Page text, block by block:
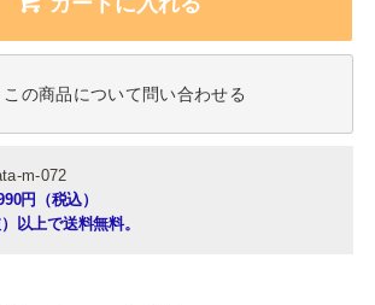
この商品について問い合わせる
m-072
円（税込）
以上で送料無料。